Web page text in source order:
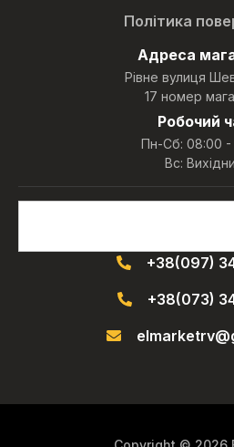
Політика
Адреса
Рівне вулиця
17 номер
Робочий
Пн-Сб: 08:00 -
Вс:
+38(097)
+38(073)